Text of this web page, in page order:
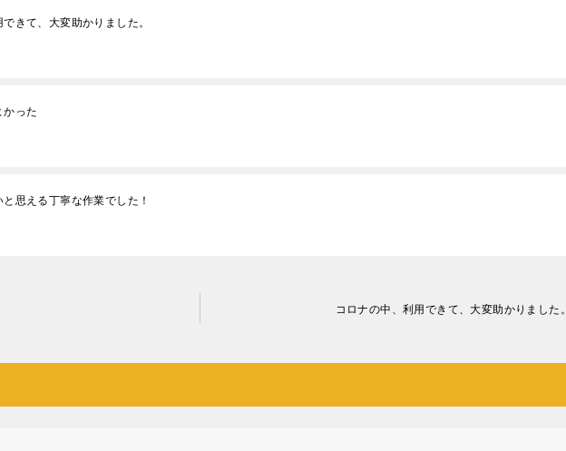
きて、大変助かりました。
かった
思える丁寧な作業でした！
コロナの中、利用できて、大変助かりました。